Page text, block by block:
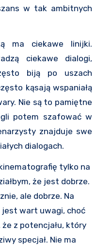
w tak ambitnych
ma ciekawe linijki.
ciekawe dialogi,
biją po uszach
kąsają wspaniałą
Nie są to pamiętne
potem szafować w
znajduje swe
dialogach.
tylko na
że jest dobrze.
ale dobrze. Na
jest wart uwagi, choć
z potencjału, który
specjał. Nie ma